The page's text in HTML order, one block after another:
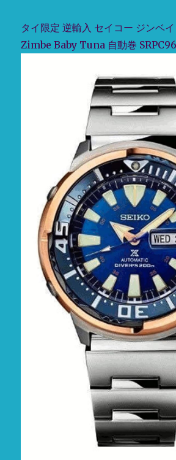
ル
メ
カ
き
SBDX023
に
イ
コ
ー]SEIKO
PROSPEX
流
通
限
定
モ
デ
ル
ダ
イ
バ
ー
ス
キ
ュ
ー
タイ限定 逆輸入 セイコー ジンベ
Zimbe Baby Tuna 自動巻